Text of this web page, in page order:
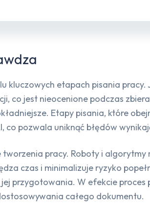
kluczowych etapach pisania
co jest nieocenione podczas
Etapy pisania, które
co pozwala uniknąć błędów
pracy. Roboty i
czas i minimalizuje ryzyko
przygotowania. W efekcie proces
całego dokumentu.